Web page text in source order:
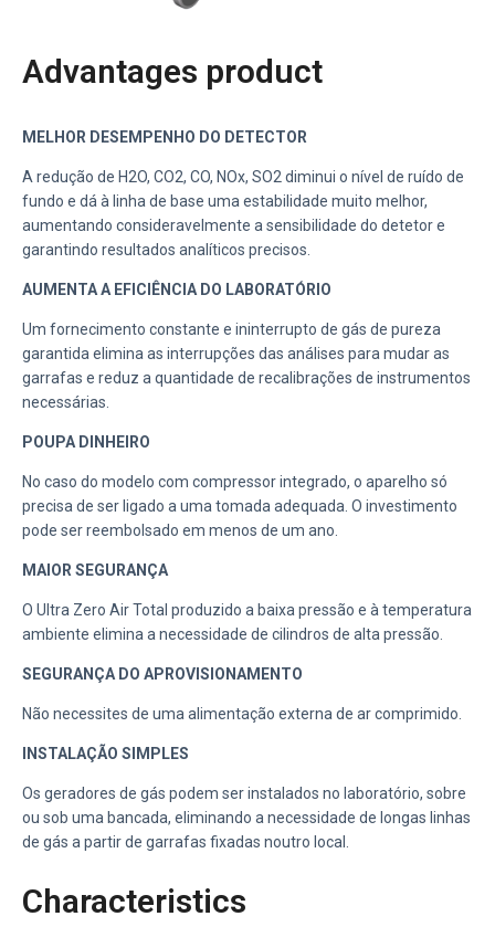
Advantages product
MELHOR DESEMPENHO DO DETECTOR
A redução de H2O, CO2, CO, NOx, SO2 diminui o nível de ruído de
fundo e dá à linha de base uma estabilidade muito melhor,
aumentando consideravelmente a sensibilidade do detetor e
garantindo resultados analíticos precisos.
AUMENTA A EFICIÊNCIA DO LABORATÓRIO
Um fornecimento constante e ininterrupto de gás de pureza
garantida elimina as interrupções das análises para mudar as
garrafas e reduz a quantidade de recalibrações de instrumentos
necessárias.
POUPA DINHEIRO
No caso do modelo com compressor integrado, o aparelho só
precisa de ser ligado a uma tomada adequada. O investimento
pode ser reembolsado em menos de um ano.
MAIOR SEGURANÇA
O Ultra Zero Air Total produzido a baixa pressão e à temperatura
ambiente elimina a necessidade de cilindros de alta pressão.
SEGURANÇA DO APROVISIONAMENTO
Não necessites de uma alimentação externa de ar comprimido.
INSTALAÇÃO SIMPLES
Os geradores de gás podem ser instalados no laboratório, sobre
ou sob uma bancada, eliminando a necessidade de longas linhas
de gás a partir de garrafas fixadas noutro local.
Characteristics